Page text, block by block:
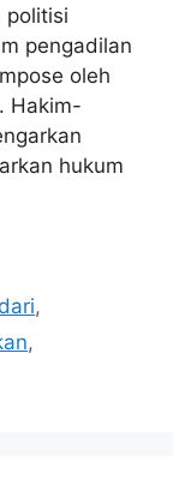
politisi
pengadilan
oleh
Hakim-
hukum
dari,
,